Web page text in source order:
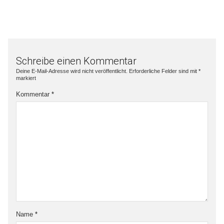
Schreibe einen Kommentar
Deine E-Mail-Adresse wird nicht veröffentlicht. Erforderliche Felder sind mit *
markiert
Kommentar *
Name *